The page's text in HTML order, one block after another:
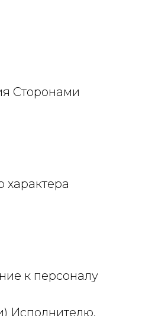
Сторонами
характера
к персоналу
Исполнителю.